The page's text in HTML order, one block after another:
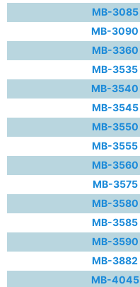
MB-3085
MB-3090
MB-3360
MB-3535
MB-3540
MB-3545
MB-3550
MB-3555
MB-3560
MB-3575
MB-3580
MB-3585
MB-3590
MB-3882
MB-4045